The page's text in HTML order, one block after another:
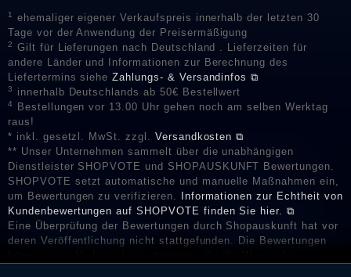
1
ehemaliger eigener Verkaufspreis innerhalb der letzten 30
Tage vor der Anwendung der Preisermäßigung
2
Gilt für Lieferungen nach Deutschland . Lieferzeiten für
andere Länder und Informationen zur Berechnung des
Liefertermins sieheZahlungs- & Versandinfos ⧉
3 innerhalb Deutschlands ab 50€ Bestellwert
4
Bestellungen vor 13.00 Uhr gehen noch am selben Werktag
raus!
* inkl. gesetzl. MwSt. zzgl. Versandkosten ⧉
** Unser Unternehmen sammelt über die unabhängigen
Dienstleister SHOPVOTE und SHOPAUSKUNFT Bewertungen.
SHOPVOTE setzt automatische und manuelle Maßnahmen ein,
um Bewertungen zu verifizieren.
Informationen zur Echtheit von
Kundenbewertungen auf SHOPVOTE finden Sie hier. ⧉
Eine Überprüfung der Bewertungen durch Shopauskunft hat vor
deren Veröffentlichung nicht stattgefunden. Die Bewertungen